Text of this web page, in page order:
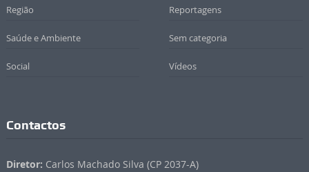
Região Reportagens
Saúde e Ambiente Sem categoria
Social Vídeos
Contactos
Diretor: Carlos Machado Silva (CP 2037-A)